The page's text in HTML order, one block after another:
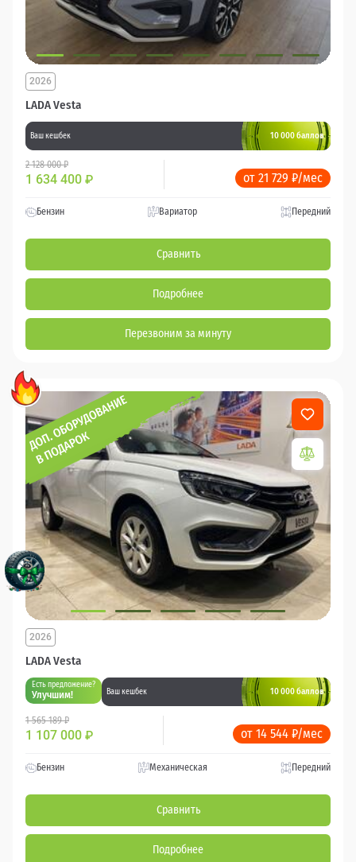
LADA Vesta
2026
Ваш кешбек 10 000 баллов
2 128 000 ₽
1 634 400 ₽ от 21 729 ₽/мес
Бензин Вариатор Передний
Сравнить
Подробнее
Перезвоним за минуту
LADA Vesta
2026
Есть предложение?
Улучшим! Ваш кешбек 10 000 баллов
1 565 189 ₽
1 107 000 ₽ от 14 544 ₽/мес
Бензин Механическая Передний
Сравнить
Подробнее